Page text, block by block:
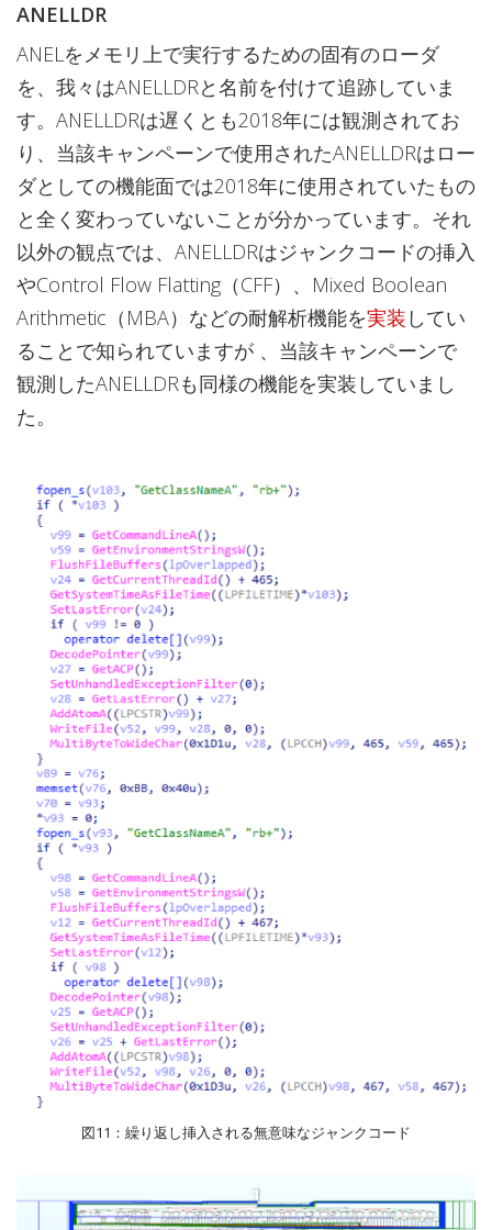
ANELLDR
ANELをメモリ上で実行するための固有のローダ
を、我々はANELLDRと名前を付けて追跡していま
す。ANELLDRは遅くとも2018年には観測されてお
り、当該キャンペーンで使用されたANELLDRはロー
ダとしての機能面では2018年に使用されていたもの
と全く変わっていないことが分かっています。それ
以外の観点では、ANELLDRはジャンクコードの挿入
やControl Flow Flatting（CFF）、Mixed Boolean
Arithmetic（MBA）などの耐解析機能を実装 してい
ることで知られていますが 、当該キャンペーンで
観測したANELLDRも同様の機能を実装していまし
た。
図11：繰り返し挿入される無意味なジャンクコード